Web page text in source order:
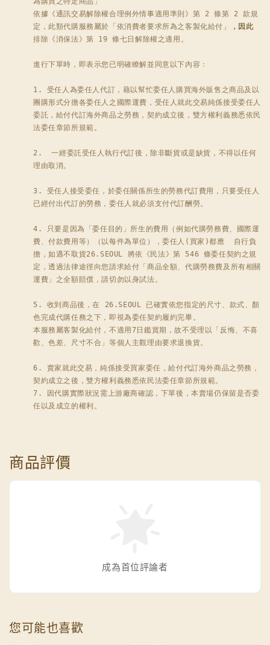
依據《通訊交易解除權合理例外情事適用準則》第 2 條第 2 款規
定，此類代購服務屬於「依消費者要求所為之客製化給付」
，因此
排除《消保法》第 19 條七日解除權之適用。
進行下單時，即表示您已明確瞭解並同意以下內容：
1. 受任人為委任人代訂，藉以幫忙委任人購買海外販售之商品及以
團購形式分擔各委任人之國際運費，受任人就此交易純係接受委任人
委託，給付代訂海外商品之勞務，契約成立後，雙方權利義務悉依民
法委任章節所規範。
2.  一經委託受任人執行代訂後，除非斷貨或是缺貨，不得以任何
理由取消。
3. 受任人接受委任，於委任關係所生的勞務代訂費用，只要受任人
已經付出代訂的勞務，委任人就必須支付代訂酬勞。
4. 只要是因為「委任目的」所生的費用（例如代購勞務費、國際運
費、付款費用等）（以每件為單位），委任人(買家)都應  自行負
擔，如遇不取貨26.SEOUL 將依《民法》第 546 條委任契約之規
定，透過法律途徑向您請求給付「商品全額、代購勞務費及所有相關
運費」之全額賠償，請切勿以身試法。
5. 收到商品後，在 26.SEOUL 已確實依您指定的尺寸、款式、顏
色完成代購任務之下，即視為委任契約履約完畢。
本服務屬客製化給付，不適用7日鑑賞期，故不受理以「反悔、不喜
歡、色差、尺寸不合」等個人主觀理由要求退換貨。
6. 賣家就此交易，純係接受買家委任，給付代訂海外商品之勞務，
契約成立之後，雙方權利義務悉依民法委任章節所規範。
7. 因代購實際狀況需上游廠商確認，下單後，本賣場仍保留是否委
任以及成立的權利。
商品評價
成為首位評論者
您可能也喜歡